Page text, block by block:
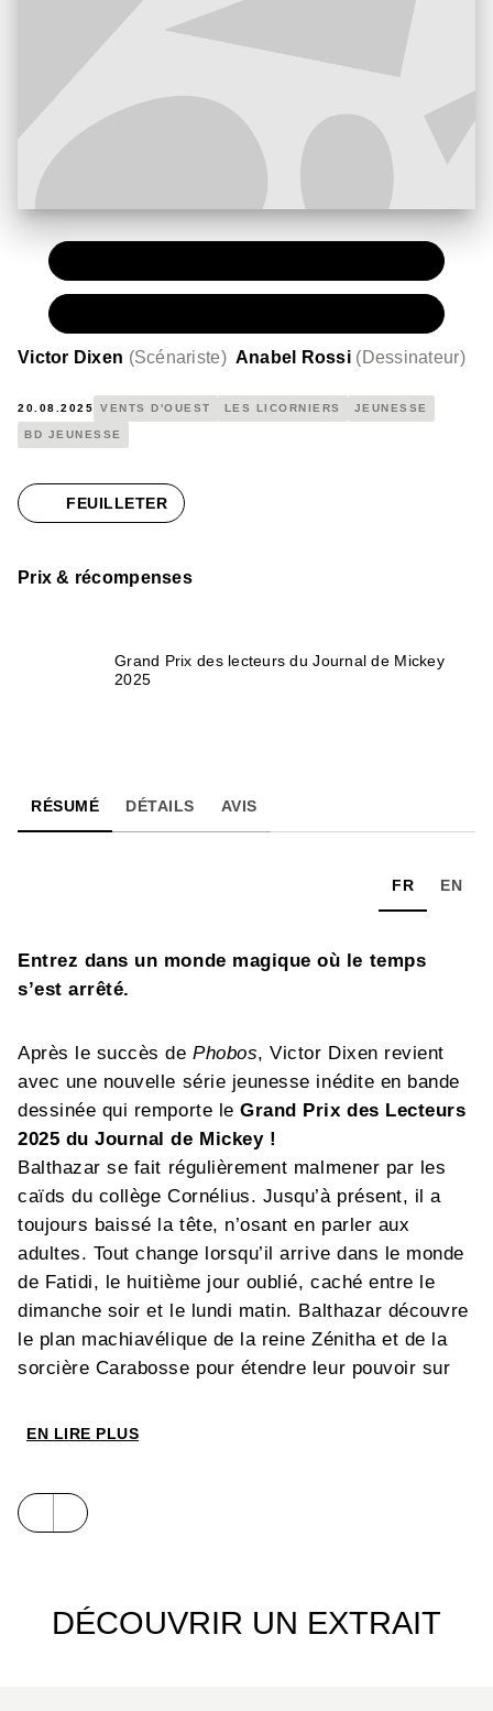
Victor Dixen (Scénariste) Anabel Rossi (Dessinateur)
20.08.2025 VENTS D'OUEST LES LICORNIERS JEUNESSE
BD JEUNESSE
FEUILLETER
Prix & récompenses
Grand Prix des lecteurs du Journal de Mickey
2025
RÉSUMÉ DÉTAILS AVIS
FR EN
Entrez dans un monde magique où le temps
s’est arrêté.
Après le succès dePhobos, Victor Dixen revient
avec une nouvelle série jeunesse inédite en bande
dessinée qui remporte leGrand Prix des Lecteurs
2025 du Journal de Mickey!
Balthazar se fait régulièrement malmener par les
caïds du collège Cornélius. Jusqu’à présent, il a
toujours baissé la tête, n’osant en parler aux
adultes. Tout change lorsqu’il arrive dans le monde
de Fatidi, le huitième jour oublié, caché entre le
dimanche soir et le lundi matin. Balthazar découvre
le plan machiavélique de la reine Zénitha et de la
sorcière Carabosse pour étendre leur pouvoir sur
capturé Cœur-Flambant, la plus puissante des
Balthazar ne trouve en lui le courage d’approcher
Cœur-Flambant et de rejoindre une nouvelle Table
de Fatidi… et le nôtre.
EN LIRE PLUS
DÉCOUVRIR UN EXTRAIT